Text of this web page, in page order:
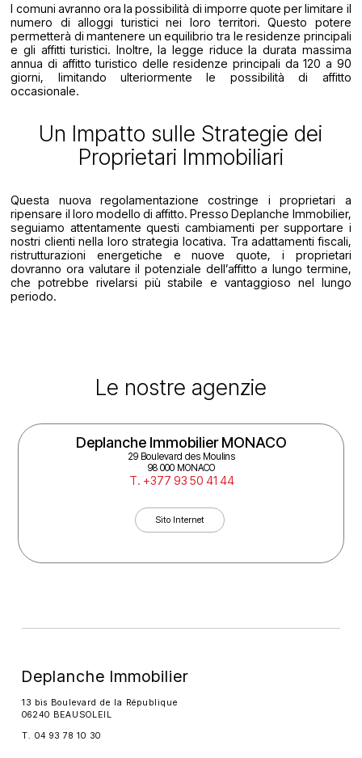
I comuni avranno ora la possibilità di imporre quote per limitare il
numero di alloggi turistici nei loro territori. Questo potere
permetterà di mantenere un equilibrio tra le residenze principali
e gli affitti turistici. Inoltre, la legge riduce la durata massima
annua di affitto turistico delle residenze principali da 120 a 90
giorni, limitando ulteriormente le possibilità di affitto
occasionale.
Un Impatto sulle Strategie dei
Proprietari Immobiliari
Questa nuova regolamentazione costringe i proprietari a
ripensare il loro modello di affitto. Presso Deplanche Immobilier,
seguiamo attentamente questi cambiamenti per supportare i
nostri clienti nella loro strategia locativa. Tra adattamenti fiscali,
ristrutturazioni energetiche e nuove quote, i proprietari
dovranno ora valutare il potenziale dell’affitto a lungo termine,
che potrebbe rivelarsi più stabile e vantaggioso nel lungo
periodo.
Le nostre agenzie
Deplanche Immobilier MONACO
29 Boulevard des Moulins
98 000 MONACO
T. +377 93 50 41 44
Sito Internet
Deplanche Immobilier
13 bis Boulevard de la République
06240 BEAUSOLEIL
T. 04 93 78 10 30